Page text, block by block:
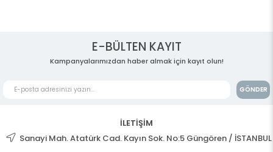
E-BÜLTEN KAYIT
Kampanyalarımızdan haber almak için kayıt olun!
GÖNDER
İLETİŞİM
Sanayi Mah. Atatürk Cad. Kayın Sok. No:5 Güngören / İSTANBUL